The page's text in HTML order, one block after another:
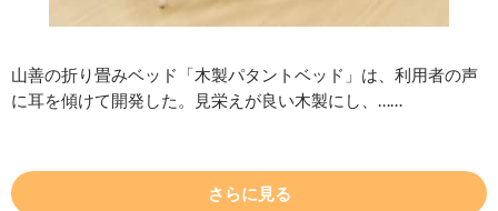
山善の折り畳みベッド「木製パタントベッド」は、利用者の声
に耳を傾けて開発した。見栄えが良い木製にし、……
さらに見る